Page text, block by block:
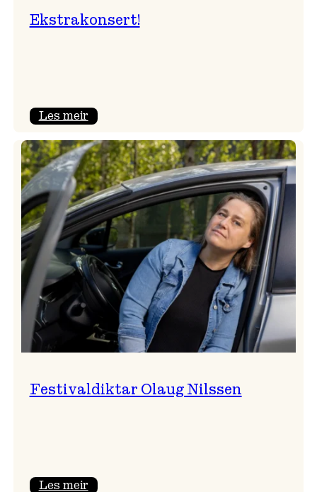
Ekstrakonsert!
Les meir:
Festivaldiktar Olaug Nilssen
Les meir: